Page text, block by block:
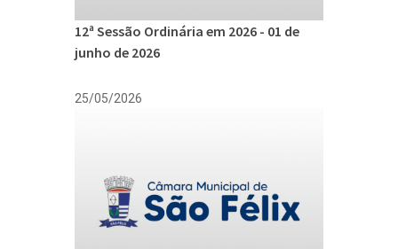
12ª Sessão Ordinária em 2026 - 01 de
junho de 2026
25/05/2026